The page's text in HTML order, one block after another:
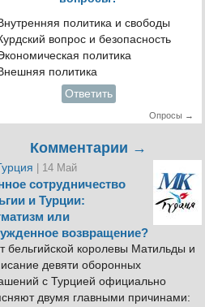
политика и свободы
вопрос и безопасность
политика
политика
Ответить
Опросы →
Комментарии →
| 14 Май
сотрудничество
и Турции:
или
возвращение?
бельгийской королевы Матильды и
девяти оборонных
с Турцией официально
двумя главными причинами: